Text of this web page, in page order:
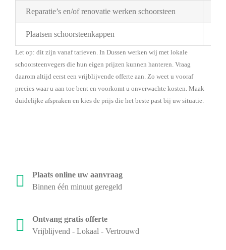
Reparatie’s en/of renovatie werken schoorsteen
Plaatsen schoorsteenkappen
Let op: dit zijn vanaf tarieven. In Dussen werken wij met lokale
schoorsteenvegers die hun eigen prijzen kunnen hanteren. Vraag
daarom altijd eerst een vrijblijvende offerte aan. Zo weet u vooraf
precies waar u aan toe bent en voorkomt u onverwachte kosten. Maak
duidelijke afspraken en kies de prijs die het beste past bij uw situatie.
Plaats online uw aanvraag
Binnen één minuut geregeld
Ontvang gratis offerte
Vrijblijvend - Lokaal - Vertrouwd